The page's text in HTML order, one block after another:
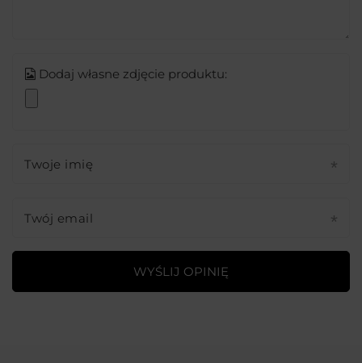
Dodaj własne zdjęcie produktu:
Twoje imię
Twój email
WYŚLIJ OPINIĘ